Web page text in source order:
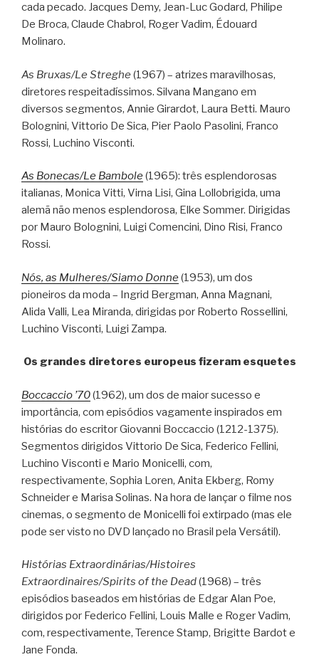
cada pecado. Jacques Demy, Jean-Luc Godard, Philipe
De Broca, Claude Chabrol, Roger Vadim, Édouard
Molinaro.
As Bruxas/Le Streghe (1967) – atrizes maravilhosas,
diretores respeitadíssimos. Silvana Mangano em
diversos segmentos, Annie Girardot, Laura Betti. Mauro
Bolognini, Vittorio De Sica, Pier Paolo Pasolini, Franco
Rossi, Luchino Visconti.
As Bonecas/Le Bambole(1965): três esplendorosas
italianas, Monica Vitti, Virna Lisi, Gina Lollobrigida, uma
alemã não menos esplendorosa, Elke Sommer. Dirigidas
por Mauro Bolognini, Luigi Comencini, Dino Risi, Franco
Rossi.
Nós, as Mulheres/Siamo Donne(1953), um dos
pioneiros da moda – Ingrid Bergman, Anna Magnani,
Alida Valli, Lea Miranda, dirigidas por Roberto Rossellini,
Luchino Visconti, Luigi Zampa.
Os grandes diretores europeus fizeram esquetes
Boccaccio ’70(1962), um dos de maior sucesso e
importância, com episódios vagamente inspirados em
histórias do escritor Giovanni Boccaccio (1212-1375).
Segmentos dirigidos Vittorio De Sica, Federico Fellini,
Luchino Visconti e Mario Monicelli, com,
respectivamente, Sophia Loren, Anita Ekberg, Romy
Schneider e Marisa Solinas. Na hora de lançar o filme nos
cinemas, o segmento de Monicelli foi extirpado (mas ele
pode ser visto no DVD lançado no Brasil pela Versátil).
Histórias Extraordinárias/Histoires
Extraordinaires/Spirits of the Dead(1968) – três
episódios baseados em histórias de Edgar Alan Poe,
dirigidos por Federico Fellini, Louis Malle e Roger Vadim,
com, respectivamente, Terence Stamp, Brigitte Bardot e
Jane Fonda.